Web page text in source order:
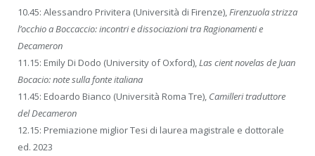
10.45: Alessandro Privitera (Università di Firenze),Firenzuola strizza
l’occhio a Boccaccio: incontri e dissociazioni tra Ragionamenti e
Decameron
11.15: Emily Di Dodo (University of Oxford),Las cient novelas de Juan
Bocacio: note sulla fonte italiana
11.45: Edoardo Bianco (Università Roma Tre), Camilleri traduttore
del Decameron
12.15: Premiazione miglior Tesi di laurea magistrale e dottorale
ed. 2023